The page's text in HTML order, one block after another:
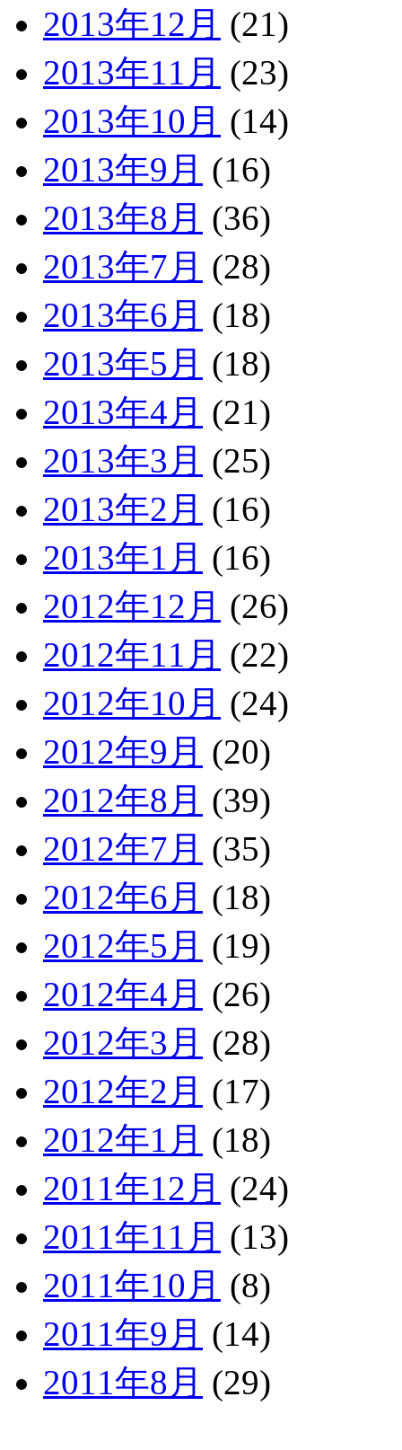
2013年12月 (21)
2013年11月 (23)
2013年10月 (14)
2013年9月 (16)
2013年8月 (36)
2013年7月 (28)
2013年6月 (18)
2013年5月 (18)
2013年4月 (21)
2013年3月 (25)
2013年2月 (16)
2013年1月 (16)
2012年12月 (26)
2012年11月 (22)
2012年10月 (24)
2012年9月 (20)
2012年8月 (39)
2012年7月 (35)
2012年6月 (18)
2012年5月 (19)
2012年4月 (26)
2012年3月 (28)
2012年2月 (17)
2012年1月 (18)
2011年12月 (24)
2011年11月 (13)
2011年10月 (8)
2011年9月 (14)
2011年8月 (29)